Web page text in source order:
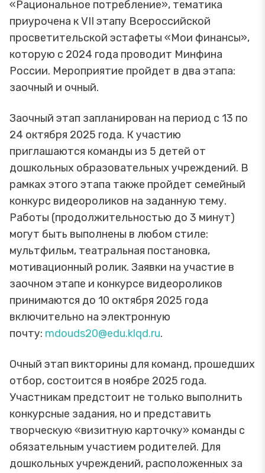
«Рациональное потребление», тематика
приурочена к VII этапу Всероссийской
просветительской эстафеты «Мои финансы»,
которую с 2024 года проводит Минфина
России. Мероприятие пройдет в два этапа:
заочный и очный.
Заочный этап запланирован на период с 13 по
24 октября 2025 года. К участию
приглашаются команды из 5 детей от
дошкольных образовательных учреждений. В
рамках этого этапа также пройдет семейный
конкурс видеороликов на заданную тему.
Работы (продолжительностью до 3 минут)
могут быть выполнены в любом стиле:
мультфильм, театральная постановка,
мотивационный ролик. Заявки на участие в
заочном этапе и конкурсе видеороликов
принимаются до 10 октября 2025 года
включительно на электронную
почту: mdouds20@edu.klqd.ru.
Очный этап викторины для команд, прошедших
отбор, состоится в ноябре 2025 года.
Участникам предстоит не только выполнить
конкурсные задания, но и представить
творческую «визитную карточку» команды с
обязательным участием родителей. Для
дошкольных учреждений, расположенных за